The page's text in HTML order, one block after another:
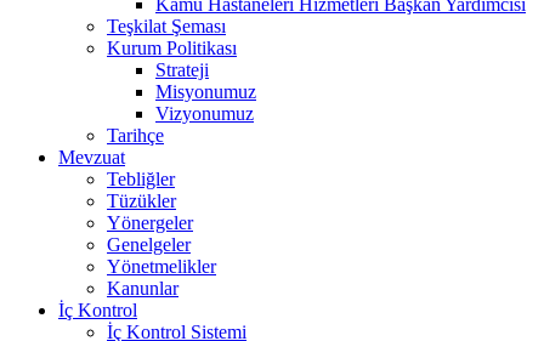
Teşkilat Şeması
Kurum Politikası
Strateji
Misyonumuz
Vizyonumuz
Tarihçe
Mevzuat
Tebliğler
Tüzükler
Yönergeler
Genelgeler
Yönetmelikler
Kanunlar
İç Kontrol
İç Kontrol Sistemi